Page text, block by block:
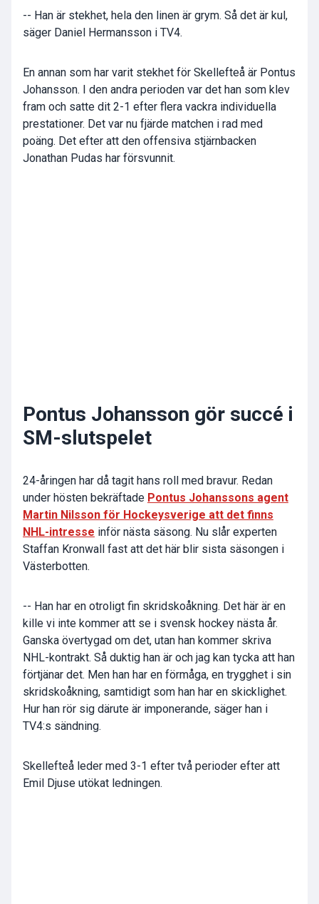
-- Han är stekhet, hela den linen är grym. Så det är kul,
säger Daniel Hermansson i TV4.
En annan som har varit stekhet för Skellefteå är Pontus
Johansson. I den andra perioden var det han som klev
fram och satte dit 2-1 efter flera vackra individuella
prestationer. Det var nu fjärde matchen i rad med
poäng. Det efter att den offensiva stjärnbacken
Jonathan Pudas har försvunnit.
Pontus Johansson gör succé i
SM-slutspelet
24-åringen har då tagit hans roll med bravur. Redan
under hösten bekräftade Pontus Johanssons agent
Martin Nilsson för Hockeysverige att det finns
NHL-intresse inför nästa säsong. Nu slår experten
Staffan Kronwall fast att det här blir sista säsongen i
Västerbotten.
-- Han har en otroligt fin skridskoåkning. Det här är en
kille vi inte kommer att se i svensk hockey nästa år.
Ganska övertygad om det, utan han kommer skriva
NHL-kontrakt. Så duktig han är och jag kan tycka att han
förtjänar det. Men han har en förmåga, en trygghet i sin
skridskoåkning, samtidigt som han har en skicklighet.
Hur han rör sig därute är imponerande, säger han i
TV4:s sändning.
Skellefteå leder med 3-1 efter två perioder efter att
Emil Djuse utökat ledningen.